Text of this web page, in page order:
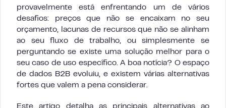
provavelmente está enfrentando um de vários
desafios: preços que não se encaixam no seu
orçamento, lacunas de recursos que não se alinham
ao seu fluxo de trabalho, ou simplesmente se
perguntando se existe uma solução melhor para o
seu caso de uso específico. A boa notícia? O espaço
de dados B2B evoluiu, e existem várias alternativas
fortes que valem a pena considerar.
Este artigo detalha as principais alternativas ao